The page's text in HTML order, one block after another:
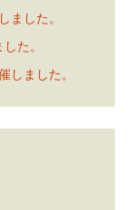
ました。
た。
しました。